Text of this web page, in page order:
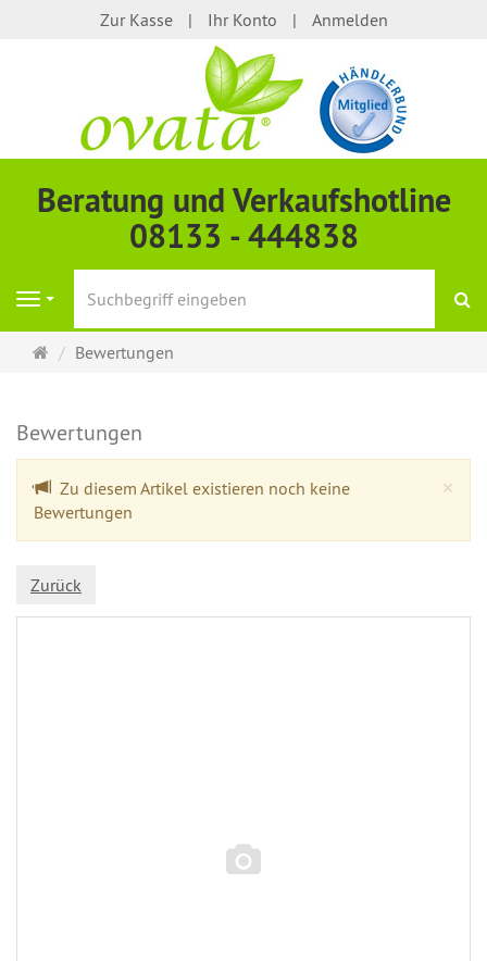
Zur Kasse Ihr Konto Anmelden
Beratung und Verkaufshotline
08133 - 444838
Navigation
Startseite
Bewertungen
Bewertungen
×
Zu diesem Artikel existieren noch keine
Bewertungen
Zurück